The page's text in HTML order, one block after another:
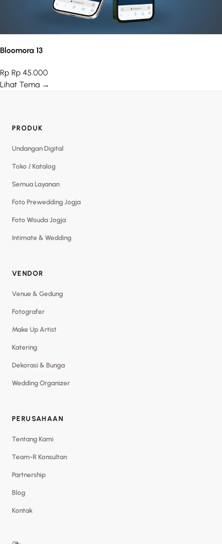
Bloomora 13
Rp Rp 45.000
Lihat Tema →
PRODUK
Undangan Digital
Toko / Katalog
Semua Layanan
Foto Prewedding Jogja
Foto Wisuda Jogja
Intimate & Wedding
VENDOR
Venue & Gedung
Fotografer
Make Up Artist
Katering
Dekorasi & Bunga
Wedding Organizer
PERUSAHAAN
Tentang Kami
Team-R Konsultan
Partnership
Blog
Kontak